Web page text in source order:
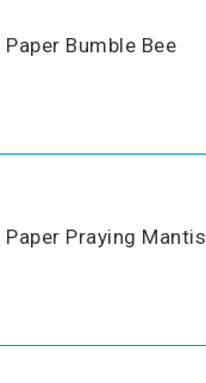
Paper Bumble Bee
Paper Praying Mantis